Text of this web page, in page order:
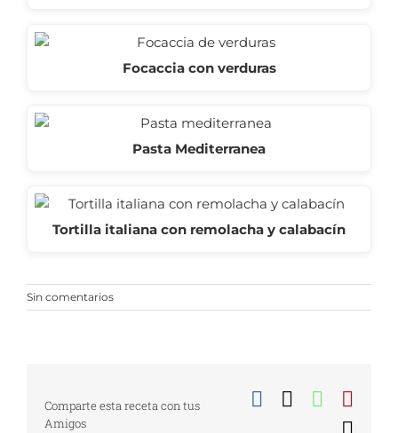
Focaccia con verduras
Pasta Mediterranea
Tortilla italiana con remolacha y calabacín
Sin comentarios
Comparte esta receta con tus
Amigos
Facebook